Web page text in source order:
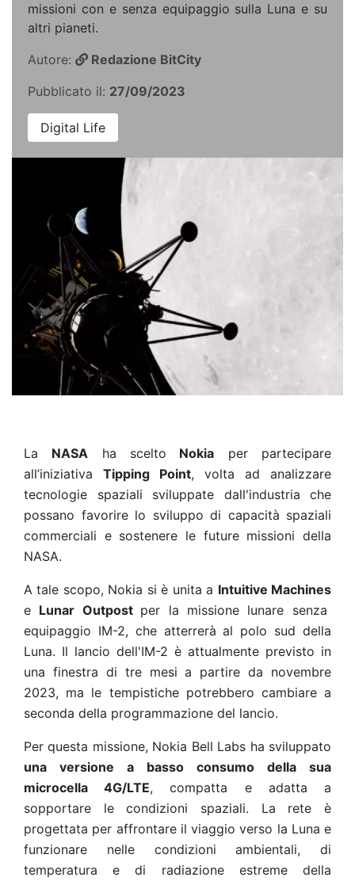
missioni con e senza equipaggio sulla Luna e su
altri pianeti.
Autore:
Redazione BitCity
Pubblicato il: 27/09/2023
Digital Life
La NASA ha scelto Nokia per partecipare
all’iniziativa Tipping Point, volta ad analizzare
tecnologie spaziali sviluppate dall'industria che
possano favorire lo sviluppo di capacità spaziali
commerciali e sostenere le future missioni della
NASA.
A tale scopo, Nokia si è unita a Intuitive Machines
e Lunar Outpost per la missione lunare senza
equipaggio IM-2, che atterrerà al polo sud della
Luna. Il lancio dell'IM-2 è attualmente previsto in
una finestra di tre mesi a partire da novembre
2023, ma le tempistiche potrebbero cambiare a
seconda della programmazione del lancio.
Per questa missione, Nokia Bell Labs ha sviluppato
una versione a basso consumo della sua
microcella 4G/LTE, compatta e adatta a
sopportare le condizioni spaziali. La rete è
progettata per affrontare il viaggio verso la Luna e
funzionare nelle condizioni ambientali, di
temperatura e di radiazione estremedella